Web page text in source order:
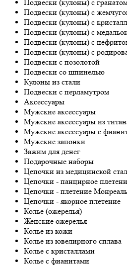
Подвески (кулоны) с
Подвески (кулоны) с
Подвески (кулоны) с
Подвески (кулоны) с
Подвески (кулоны) с
Подвески (кулоны) с
Подвески с позолотой
Подвески со шпинелью
Кулоны из стали
Подвески с перламутром
Аксессуары
Мужские аксессуары
Мужские аксессуары из
Мужские аксессуары с
Мужские запонки
Зажим для денег
Подарочные наборы
Цепочки из медицинской
Цепочки - панцирное
Цепочки - плетение Монреаль
Цепочки - якорное плетение
Колье (ожерелья)
Женские ожерелья
Колье из кожи
Колье из ювелирного сплава
Колье с кристаллами
Колье с фианитами